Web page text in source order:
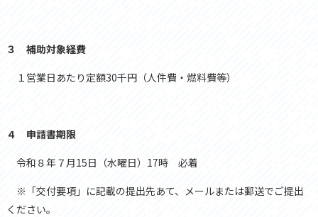
３ 補助対象経費
１営業日あたり定額30千円（人件費・燃料費等）
４ 申請書期限
令和８年７月15日（水曜日）17時 必着
※「交付要項」に記載の提出先あて、メールまたは郵送でご提出
ください。